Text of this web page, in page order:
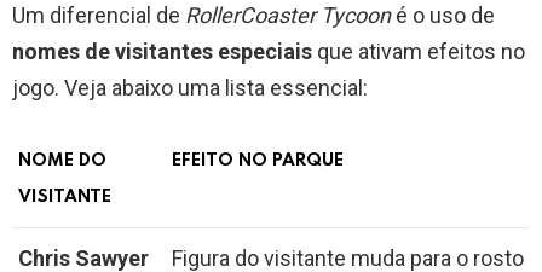
Um diferencial de RollerCoaster Tycooné o uso de
nomes de visitantes especiais que ativam efeitos no
jogo. Veja abaixo uma lista essencial:
NOME DO
VISITANTE
EFEITO NO PARQUE
Chris Sawyer
Figura do visitante muda para o rosto